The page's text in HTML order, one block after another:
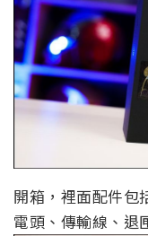
開箱，裡面配件包
電頭、傳輸線、退